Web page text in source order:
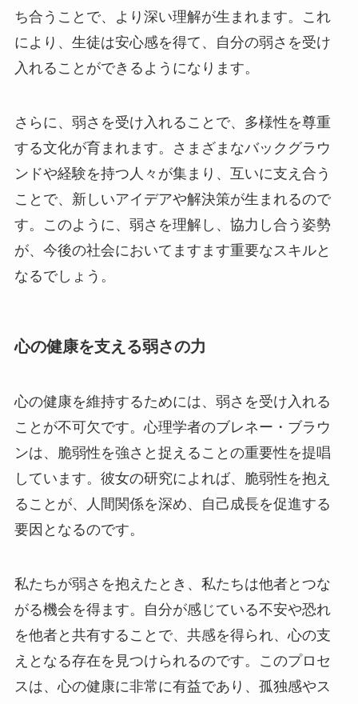
ち合うことで、より深い理解が生まれます。これ
により、生徒は安心感を得て、自分の弱さを受け
入れることができるようになります。
さらに、弱さを受け入れることで、多様性を尊重
する文化が育まれます。さまざまなバックグラウ
ンドや経験を持つ人々が集まり、互いに支え合う
ことで、新しいアイデアや解決策が生まれるので
す。このように、弱さを理解し、協力し合う姿勢
が、今後の社会においてますます重要なスキルと
なるでしょう。
心の健康を支える弱さの力
心の健康を維持するためには、弱さを受け入れる
ことが不可欠です。心理学者のブレネー・ブラウ
ンは、脆弱性を強さと捉えることの重要性を提唱
しています。彼女の研究によれば、脆弱性を抱え
ることが、人間関係を深め、自己成長を促進する
要因となるのです。
私たちが弱さを抱えたとき、私たちは他者とつな
がる機会を得ます。自分が感じている不安や恐れ
を他者と共有することで、共感を得られ、心の支
えとなる存在を見つけられるのです。このプロセ
スは、心の健康に非常に有益であり、孤独感やス